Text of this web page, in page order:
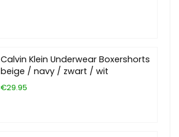
Calvin Klein Underwear Boxershorts
beige / navy / zwart / wit
€29.95